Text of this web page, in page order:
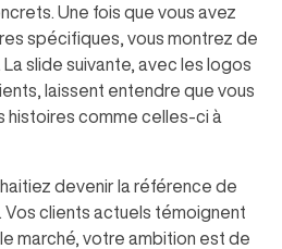
Une fois que vous avez
spécifiques, vous montrez de
slide suivante, avec les logos
laissent entendre que vous
histoires comme celles-ci à
devenir la référence de
clients actuels témoignent
marché, votre ambition est de